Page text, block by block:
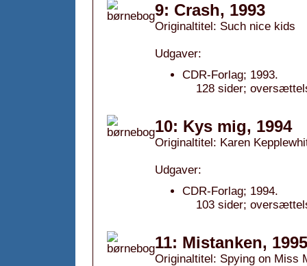
9: Crash, 1993
Originaltitel: Such nice kids
Udgaver:
CDR-Forlag; 1993.
128 sider;
10: Kys mig, 1994
Originaltitel: Karen
Udgaver:
CDR-Forlag; 1994.
103 sider;
11: Mistanken, 1995
Originaltitel: Spying on Miss